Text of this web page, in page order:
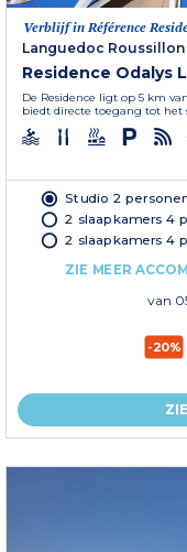
Verblijf in Référence
Languedoc Roussillon
Residence Odalys
De Residence ligt op 5 km
biedt directe toegang tot het
Studio 2
2 slaapkamers 4
2 slaapkamers 4
ZIE MEER
van
-20%